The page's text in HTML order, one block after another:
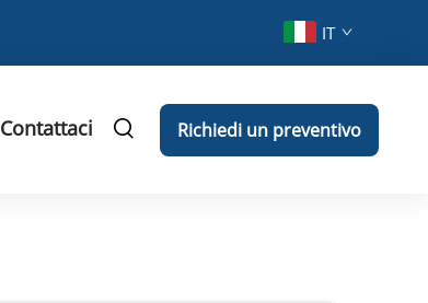
IT
Contattaci Richiedi un preventivo